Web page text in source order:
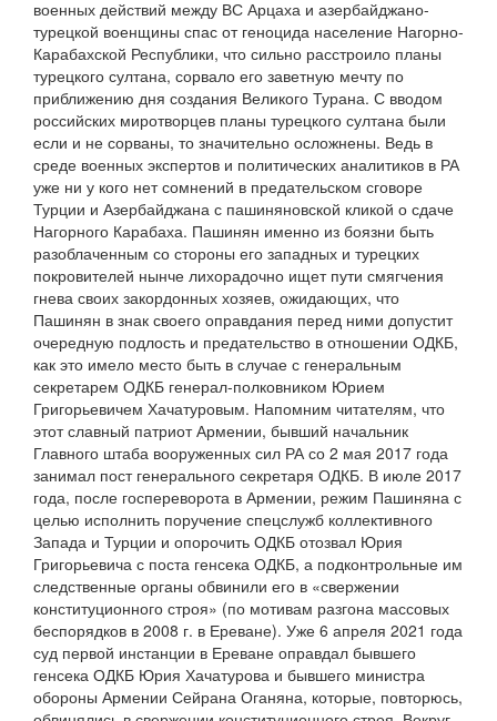
военных действий между ВС Арцаха и азербайджано-
турецкой военщины спас от геноцида население Нагорно-
Карабахской Республики, что сильно расстроило планы
турецкого султана, сорвало его заветную мечту по
приближению дня создания Великого Турана. С вводом
российских миротворцев планы турецкого султана были
если и не сорваны, то значительно осложнены. Ведь в
среде военных экспертов и политических аналитиков в РА
уже ни у кого нет сомнений в предательском сговоре
Турции и Азербайджана с пашиняновской кликой о сдаче
Нагорного Карабаха. Пашинян именно из боязни быть
разоблаченным со стороны его западных и турецких
покровителей нынче лихорадочно ищет пути смягчения
гнева своих закордонных хозяев, ожидающих, что
Пашинян в знак своего оправдания перед ними допустит
очередную подлость и предательство в отношении ОДКБ,
как это имело место быть в случае с генеральным
секретарем ОДКБ генерал-полковником Юрием
Григорьевичем Хачатуровым. Напомним читателям, что
этот славный патриот Армении, бывший начальник
Главного штаба вооруженных сил РА со 2 мая 2017 года
занимал пост генерального секретаря ОДКБ. В июле 2017
года, после госпереворота в Армении, режим Пашиняна с
целью исполнить поручение спецслужб коллективного
Запада и Турции и опорочить ОДКБ отозвал Юрия
Григорьевича с поста генсека ОДКБ, а подконтрольные им
следственные органы обвинили его в «свержении
конституционного строя» (по мотивам разгона массовых
беспорядков в 2008 г. в Ереване). Уже 6 апреля 2021 года
суд первой инстанции в Ереване оправдал бывшего
генсека ОДКБ Юрия Хачатурова и бывшего министра
обороны Армении Сейрана Оганяна, которые, повторюсь,